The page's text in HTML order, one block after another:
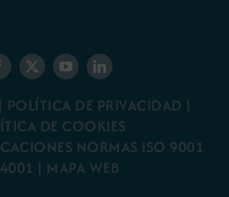
| POLÍTICA DE PRIVACIDAD |
DE COOKIES
NORMAS ISO 9001
| MAPA WEB